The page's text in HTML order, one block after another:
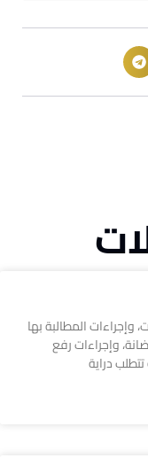
وإجراءات المطالبة بها
وإجراءات رفع
دراية